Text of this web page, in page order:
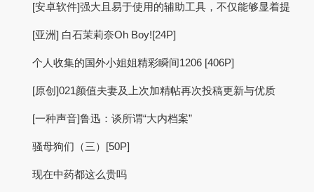
[安卓软件]强大且易于使用的辅助工具，不仅能够显着提
[亚洲] 白石茉莉奈Oh Boy![24P]
个人收集的国外小姐姐精彩瞬间1206 [406P]
[原创]021颜值夫妻及上次加精帖再次投稿更新与优质
[一种声音]鲁迅：谈所谓“大内档案”
骚母狗们（三）[50P]
现在中药都这么贵吗